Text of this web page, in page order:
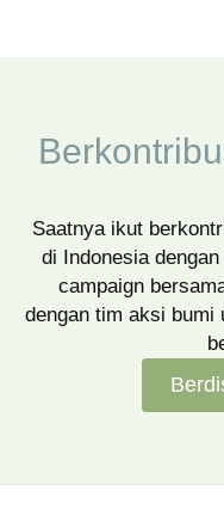
Saatnya ikut
di Indonesia
campaign
dengan tim aksi bumi